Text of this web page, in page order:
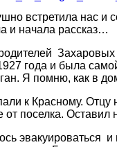
встретила нас и
и начала рассказ…
года и была
Я помню, как в
к Красному. Отцу
поселка. Оставил
эвакуироваться